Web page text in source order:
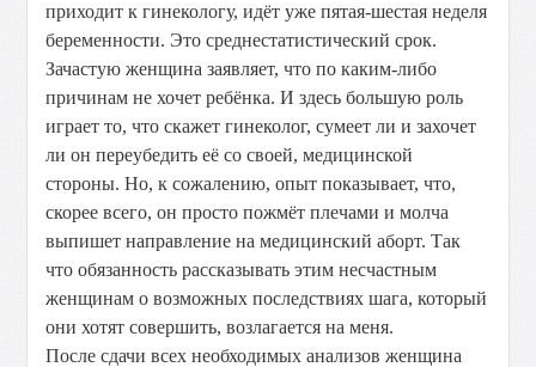
приходит к гинекологу, идёт уже пятая-шестая неделя
беременности. Это среднестатистический срок.
Зачастую женщина заявляет, что по каким-либо
причинам не хочет ребёнка. И здесь большую роль
играет то, что скажет гинеколог, сумеет ли и захочет
ли он переубедить её со своей, медицинской
стороны. Но, к сожалению, опыт показывает, что,
скорее всего, он просто пожмёт плечами и молча
выпишет направление на медицинский аборт. Так
что обязанность рассказывать этим несчастным
женщинам о возможных последствиях шага, который
они хотят совершить, возлагается на меня.
После сдачи всех необходимых анализов женщина